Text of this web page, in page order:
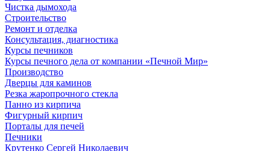
Чистка дымохода
Строительство
Ремонт и отделка
Консультация, диагностика
Курсы печников
Курсы печного дела от компании «Печной Мир»
Производство
Дверцы для каминов
Резка жаропрочного стекла
Панно из кирпича
Фигурный кирпич
Порталы для печей
Печники
Крутенко Сергей Николаевич